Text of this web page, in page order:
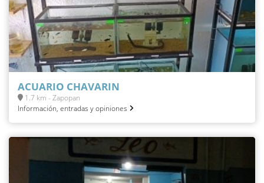
ACUARIO CHAVARIN
1.7 km - Zapopan
Información, entradas y opiniones